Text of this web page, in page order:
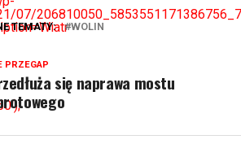
07/
TEMATY: WOLIN
PRZEGAP
się naprawa mostu